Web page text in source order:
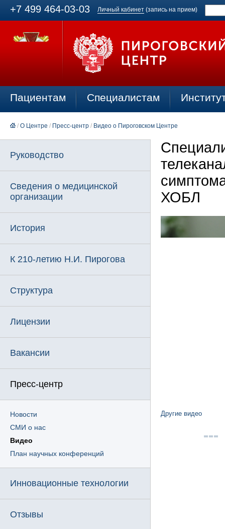
+7 499 464-03-03 Личный кабинет (запись на прием)
Пациентам Специалистам
/ О Центре / Пресс-центр / Видео о Пироговском Центре
Руководство
Сведения о медицинской
организации
История
К 210-летию Н.И. Пирогова
Структура
Лицензии
Вакансии
Пресс-центр
Новости
СМИ о нас
Видео
План научных конференций
Инновационные технологии
Отзывы
ХОБЛ
Другие видео